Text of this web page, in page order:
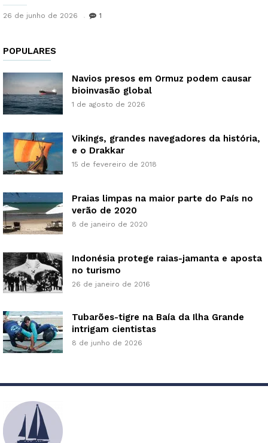
26 de junho de 2026 1
POPULARES
Navios presos em Ormuz podem causar
bioinvasão global
1 de agosto de 2026
Vikings, grandes navegadores da história,
e o Drakkar
15 de fevereiro de 2018
Praias limpas na maior parte do País no
verão de 2020
8 de janeiro de 2020
Indonésia protege raias-jamanta e aposta
no turismo
26 de janeiro de 2016
Tubarões-tigre na Baía da Ilha Grande
intrigam cientistas
8 de junho de 2026